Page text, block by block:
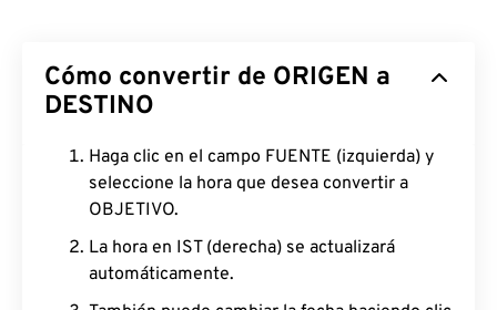
Cómo convertir de ORIGEN a
DESTINO
Haga clic en el campo FUENTE (izquierda) y
seleccione la hora que desea convertir a
OBJETIVO.
La hora en IST (derecha) se actualizará
automáticamente.